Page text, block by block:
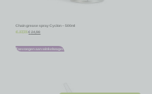
Chain grease spray Cyclon – 500ml
€27,75 €24,98
Toevoegen aan winkelwagen